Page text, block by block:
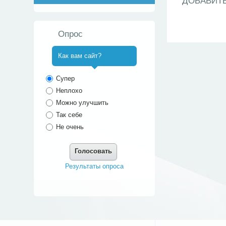
Опрос
Как вам сайт?
Супер
Неплохо
Можно улучшить
Так себе
Не очень
Голосовать
Результаты опроса